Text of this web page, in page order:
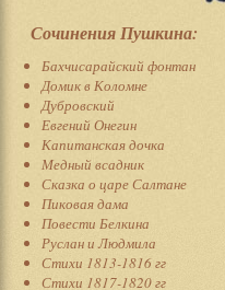
Сочинения Пушкина:
Бахчисарайский фонтан
Домик в Коломне
Дубровский
Евгений Онегин
Капитанская дочка
Медный всадник
Сказка о царе Салтане
Пиковая дама
Повести Белкина
Руслан и Людмила
Стихи 1813-1816 гг
Стихи 1817-1820 гг